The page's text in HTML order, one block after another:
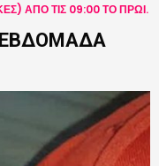
ΑΠΟ ΤΙΣ 09:00 ΤΟ ΠΡΩΙ.
ΕΒΔΟΜΑΔΑ